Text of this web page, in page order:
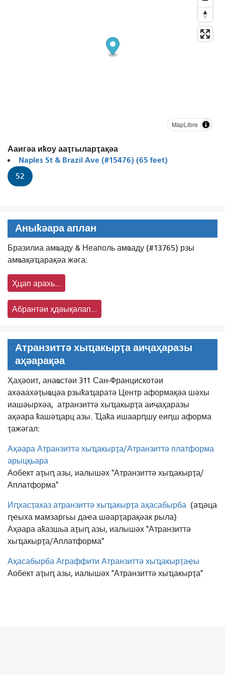
MapLibre
Ааигәа иҟоу ааҭгыларҭақәа
Naples St & Brazil Ave (#15476) (65 feet)
52
Аныҟәара аплан
Бразилиа амҩаду & Неаполь амҩаду (#13765) рзы
амҩақәҵарақәа жәга:
Ҳцап арахь...
Абрантәи ҳдәықәлап...
Атранзиттә хыҵакырҭа аиҷаҳаразы
аҳәарақәа
Ҳаҳәоит, анаҩстәи 311 Сан-Францискотәи
ахәаахәҭыҩцәа рзыҟаҵаратә Центр аформақәа шәхы
иашәырхәа, атранзиттә хыҵакырҭа аиҷаҳаразы
аҳәара ҟашәҵарц азы. Ҵаҟа ишаарԥшу еиԥш аформа
ҭажәгал:
Аҳәара Атранзиттә хыҵакырҭа/Атранзиттә платформа
арыцқьара
Аобект аҭыԥ азы, иалышәх "Атранзиттә хыҵакырҭа/
Аплатформа"
Иԥхасҭахаз атранзиттә хыҵакырҭа аҳасабырба (аҵәца
ԥҽыха мамзаргьы даҽа шәарҭарақәак рыла)
Аҳәара аҟазшьа аҭыԥ азы, иалышәх "Атранзиттә
хыҵакырҭа/Аплатформа"
Аҳасабырба Аграффити Атранзиттә хыҵакырҭаҿы
Аобект аҭыԥ азы, иалышәх "Атранзиттә хыҵакырҭа"